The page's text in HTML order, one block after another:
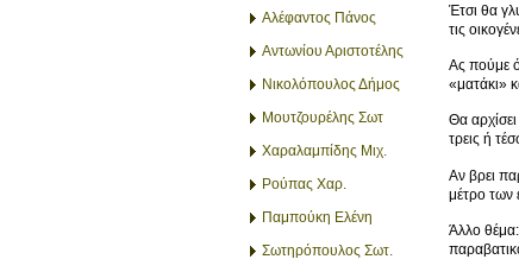
Αλέφαντος Πάνος
Αντωνίου Αριστοτέλης
Νικολόπουλος Δήμος
Μουτζουρέλης Σωτ
Χαραλαμπίδης Μιχ.
Ρούπας Χαρ.
Παμπούκη Ελένη
Σωτηρόπουλος Σωτ.
Έτσι θα
τις
Ας πούμε
«ματάκι»
Θα
τρεις ή
Αν βρει
μέτρο των
Άλλο θέμα: